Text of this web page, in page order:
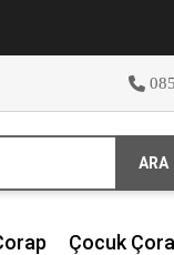
ARA
Çocuk